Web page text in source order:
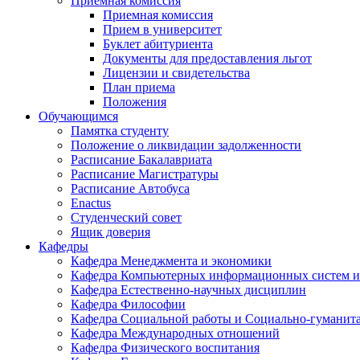
Приемная комиссия
Прием в университет
Буклет абитуриента
Документы для предоставления льгот
Лицензии и свидетельства
План приема
Положения
Обучающимся
Памятка студенту
Положение о ликвидации задолженности
Расписание Бакалавриата
Расписание Магистратуры
Расписание Автобуса
Enactus
Студенческий совет
Ящик доверия
Кафедры
Кафедра Менеджмента и экономики
Кафедра Компьютерных информационных систем и
Кафедра Естественно-научных дисциплин
Кафедра Философии
Кафедра Социальной работы и Социально-
Кафедра Международных отношений
Кафедра Физического воспитания